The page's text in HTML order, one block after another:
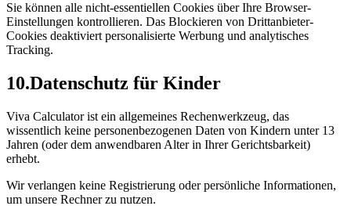
Sie können alle nicht-essentiellen Cookies über Ihre Browser-
Einstellungen kontrollieren. Das Blockieren von Drittanbieter-
Cookies deaktiviert personalisierte Werbung und analytisches
Tracking.
10.Datenschutz für Kinder
Viva Calculator ist ein allgemeines Rechenwerkzeug, das
wissentlich keine personenbezogenen Daten von Kindern unter 13
Jahren (oder dem anwendbaren Alter in Ihrer Gerichtsbarkeit)
erhebt.
Wir verlangen keine Registrierung oder persönliche Informationen,
um unsere Rechner zu nutzen.